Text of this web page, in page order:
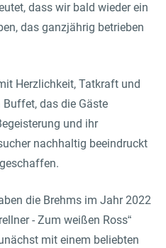
dass wir bald wieder ein
das ganzjährig betrieben
Herzlichkeit, Tatkraft und
das die Gäste
und ihr
nachhaltig beeindruckt
die Brehms im Jahr 2022
- Zum weißen Ross“
mit einem beliebten